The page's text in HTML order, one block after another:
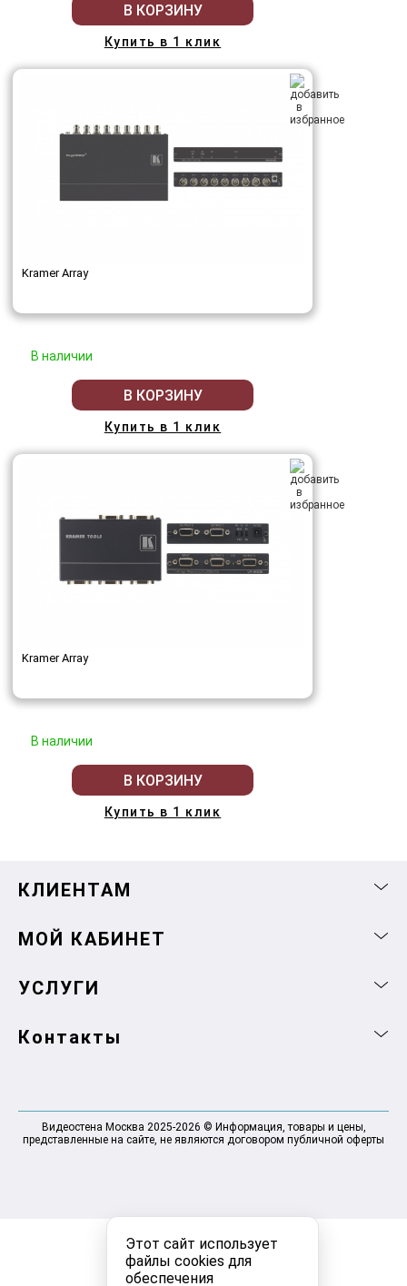
Этот сайт использует
файлы cookies для
обеспечения
В КОРЗИНУ
Купить в 1 клик
Kramer Array
В наличии
В КОРЗИНУ
Купить в 1 клик
Kramer Array
В наличии
В КОРЗИНУ
Купить в 1 клик
КЛИЕНТАМ
МОЙ КАБИНЕТ
УСЛУГИ
Контакты
Видеостена Москва 2025-2026 © Информация, товары и цены,
представленные на сайте, не являются договором публичной оферты